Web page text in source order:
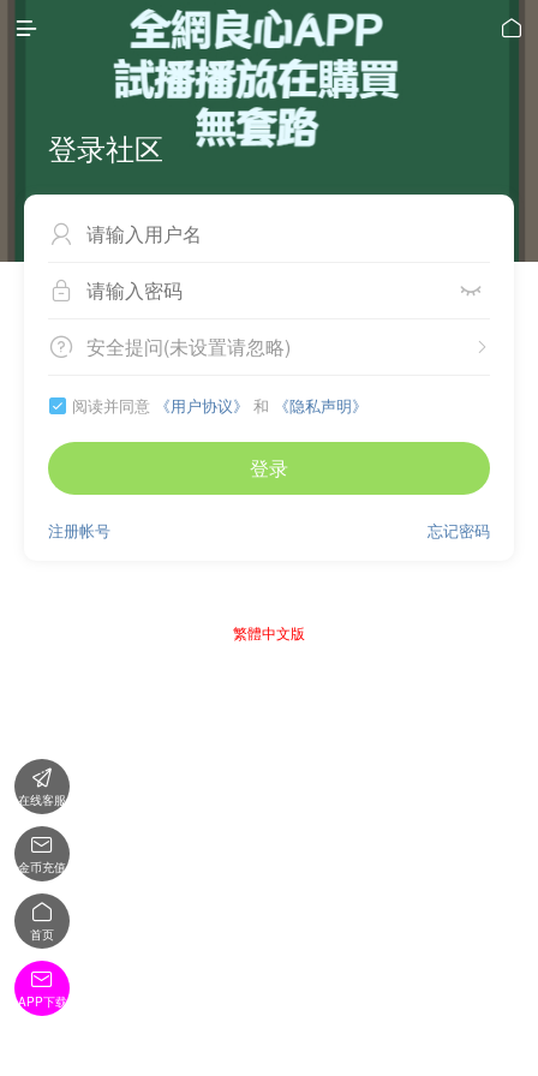
 
登录社区

 
 
安全提问(未设置请忽略)
 阅读并同意 《用户协议》 和 《隐私声明》
登录
忘记密码
注册帐号
繁體中文版

在线客服

金币充值

首页

APP下载